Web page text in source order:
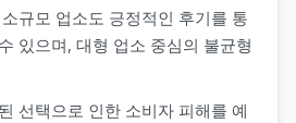
소규모 업소도 긍정적인 후기를 통
있으며, 대형 업소 중심의 불균형
선택으로 인한 소비자 피해를 예